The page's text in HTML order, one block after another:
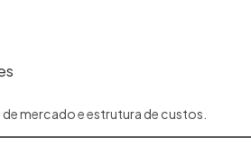
mercado e estrutura de custos.